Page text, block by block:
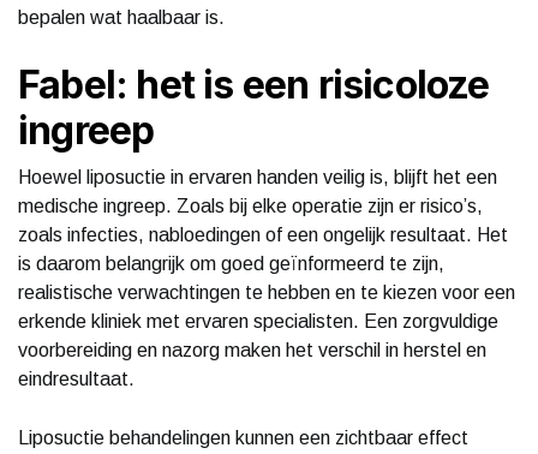
bepalen wat haalbaar is.
Fabel: het is een risicoloze
ingreep
Hoewel liposuctie in ervaren handen veilig is, blijft het een
medische ingreep. Zoals bij elke operatie zijn er risico’s,
zoals infecties, nabloedingen of een ongelijk resultaat. Het
is daarom belangrijk om goed geïnformeerd te zijn,
realistische verwachtingen te hebben en te kiezen voor een
erkende kliniek met ervaren specialisten. Een zorgvuldige
voorbereiding en nazorg maken het verschil in herstel en
eindresultaat.
Liposuctie behandelingen kunnen een zichtbaar effect